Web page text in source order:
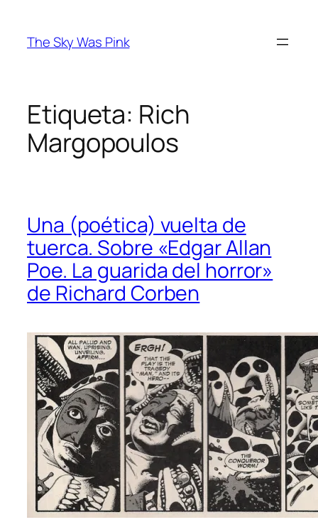
contenido
The Sky Was Pink
Etiqueta: Rich
Margopoulos
Una (poética) vuelta de
tuerca. Sobre «Edgar Allan
Poe. La guarida del horror»
de Richard Corben